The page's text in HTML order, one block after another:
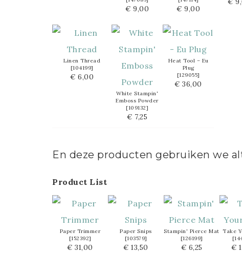
€ 9,00 € 9,00
Linen Thread
[104199]
€ 6,00
White Stampin'
Emboss Powder
[109132]
€ 7,25
Heat Tool – Eu
Plug
[129055]
€ 36,00
En deze producten gebruiken we
Product List
Paper Trimmer
[152392]
€ 31,00
Paper Snips
[103579]
€ 13,50
Stampin' Pierce Mat
[126199]
€ 6,25
Take
[
€